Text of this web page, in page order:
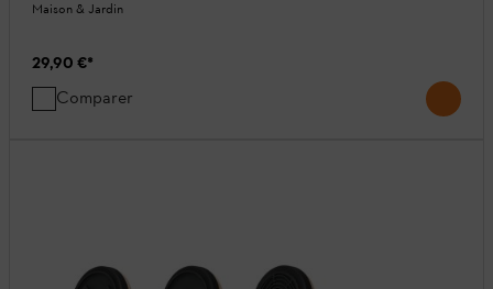
Maison & Jardin
29,90 €*
Comparer